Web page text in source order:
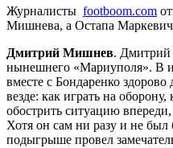
Журналисты footboom.com
Мишнева, а Остапа
Дмитрий Мишнев.
нынешнего «Мариуполя». В
вместе с Бондаренко
везде: как играть на оборону,
обострить ситуацию
Хотя он сам ни разу и не был
подыгрыше провел